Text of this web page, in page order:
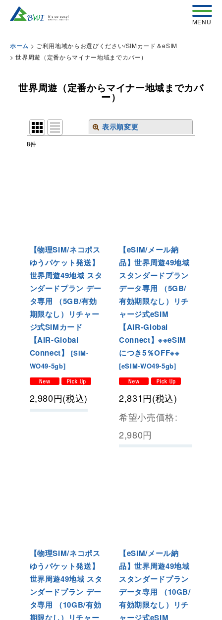
ホーム > ご利用地域からお選びください/SIMカード＆eSIM
> 世界周遊（定番からマイナー地域までカバー）
世界周遊（定番からマイナー地域までカバ
ー）
表示順変更
8件
【物理SIM/ネコポス
ゆうパケット発送】
世界周遊49地域 スタ
ンダードプラン デー
タ専用 （5GB/有効
期限なし）リチャー
ジ式SIMカード
【AIR-Global
Connect】
[SIM-
WO49-5gb]
2,980円(税込)
【eSIM/メール納
品】世界周遊49地域
スタンダードプラン
データ専用 （5GB/
有効期限なし）リチ
ャージ式eSIM
【AIR-Global
Connect】※※eSIM
につき5％OFF※※
[eSIM-WO49-5gb]
2,831円(税込)
希望小売価格:
2,980円
【物理SIM/ネコポス
ゆうパケット発送】
世界周遊49地域 スタ
ンダードプラン デー
タ専用 （10GB/有効
期限なし）リチャー
【eSIM/メール納
品】世界周遊49地域
スタンダードプラン
データ専用 （10GB/
有効期限なし）リチ
ャージ式eSIM